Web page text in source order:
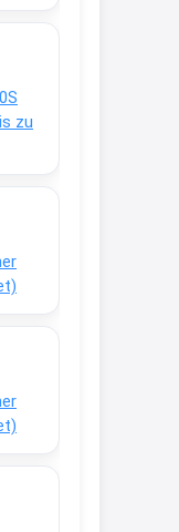
zu
/ wurde
Rabatt 3€